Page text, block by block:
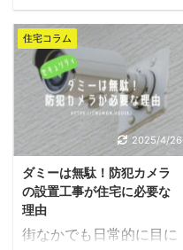
注文住宅が完成した後、
入居までの数日間を「モ
デルハウス」として他人
に公開すると割引きして
もらえる？という話を聞
いたことがあるでしょう
か。 実はハウスメーカー
によって割引きを受ける
ことができる会社もあり
ますが、モデルハウスと
して“家を公開するかど
うか？”は住宅メーカー
住宅コラム
2025/4/26
ダミーは無駄！防犯カメラ
の設置工事が住宅に必要な
理由
街なかでも日常的に目に